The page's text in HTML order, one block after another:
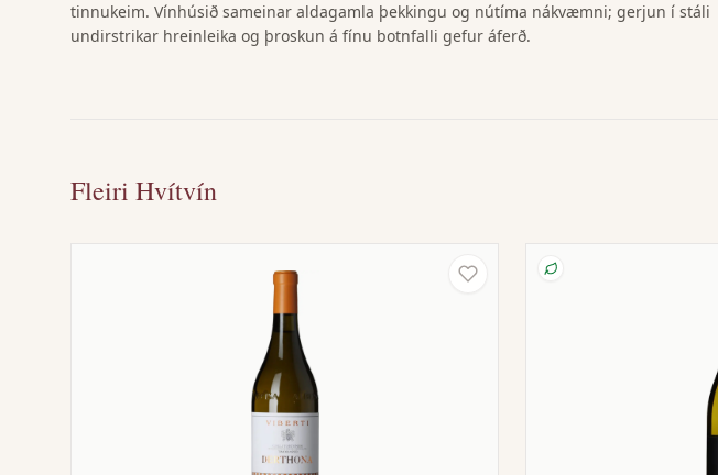
tinnukeim. Vínhúsið sameinar aldagamla þekkingu og nútíma nákvæmni; gerjun í stáli
undirstrikar hreinleika og þroskun á fínu botnfalli gefur áferð.
Fleiri Hvítvín